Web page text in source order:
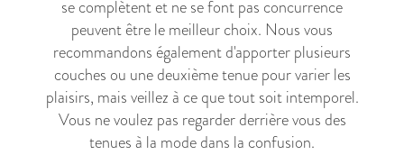
se complètent et ne se font pas concurrence
peuvent être le meilleur choix. Nous vous
recommandons également d'apporter plusieurs
couches ou une deuxième tenue pour varier les
plaisirs, mais veillez à ce que tout soit intemporel.
Vous ne voulez pas regarder derrière vous des
tenues à la mode dans la confusion.